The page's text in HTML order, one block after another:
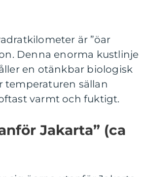
är ”öar
Denna enorma kustlinje
en otänkbar biologisk
temperaturen sällan
varmt och fuktigt.
Jakarta” (ca